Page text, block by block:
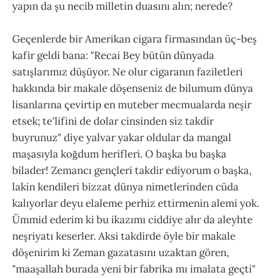
yapın da şu necib milletin duasını alın; nerede?
Geçenlerde bir Amerikan cigara firmasından üç-beş
kafir geldi bana: "Recai Bey bütün dünyada
satışlarımız düşüyor. Ne olur cigaranın faziletleri
hakkında bir makale döşenseniz de bilumum dünya
lisanlarına çevirtip en muteber mecmualarda neşir
etsek; te'lifini de dolar cinsinden siz takdir
buyrunuz" diye yalvar yakar oldular da mangal
maşasıyla koğdum herifleri. O başka bu başka
bilader! Zemancı gençleri takdir ediyorum o başka,
lakin kendileri bizzat dünya nimetlerinden cüda
kalıyorlar deyu elaleme perhiz ettirmenin alemi yok.
Ümmid ederim ki bu ikazımı ciddiye alır da aleyhte
neşriyatı keserler. Aksi takdirde öyle bir makale
döşenirim ki Zeman gazatasını uzaktan gören,
"maaşallah burada yeni bir fabrika mı imalata geçti"